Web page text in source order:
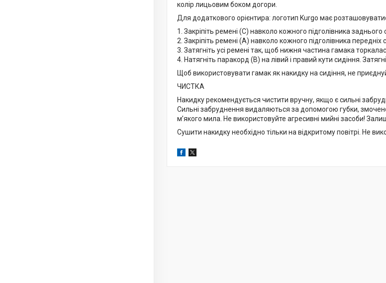
колір лицьовим боком догори.
Для додаткового орієнтира: логотип Kurgo має
1. Закріпіть ремені (С) навколо кожного підголівника заднього
2. Закріпіть ремені (A) навколо кожного підголівника передніх
3. Затягніть усі ремені так, щоб нижня частина гамака
4. Натягніть паракорд (B) на лівий і правий кути сидіння.
Щоб використовувати гамак як накидку на сидіння, не
ЧИСТКА
Накидку рекомендується чистити вручну, якщо є сильні
Сильні забруднення видаляються за допомогою губки,
м’якого мила. Не використовуйте агресивні мийні засоби!
Сушити накидку необхідно тільки на відкритому повітрі. Не